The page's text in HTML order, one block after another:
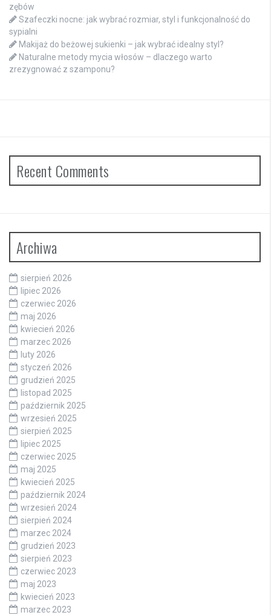
zębów
Szafeczki nocne: jak wybrać rozmiar, styl i funkcjonalność do
sypialni
Makijaż do beżowej sukienki – jak wybrać idealny styl?
Naturalne metody mycia włosów – dlaczego warto
zrezygnować z szamponu?
Recent Comments
Archiwa
sierpień 2026
lipiec 2026
czerwiec 2026
maj 2026
kwiecień 2026
marzec 2026
luty 2026
styczeń 2026
grudzień 2025
listopad 2025
październik 2025
wrzesień 2025
sierpień 2025
lipiec 2025
czerwiec 2025
maj 2025
kwiecień 2025
październik 2024
wrzesień 2024
sierpień 2024
marzec 2024
grudzień 2023
sierpień 2023
czerwiec 2023
maj 2023
kwiecień 2023
marzec 2023